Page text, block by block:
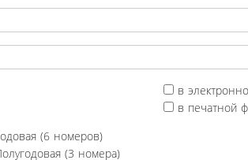
в
в печатной
(6 номеров)
(3 номера)